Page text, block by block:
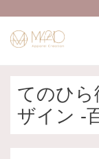
てのひら
ザイン -